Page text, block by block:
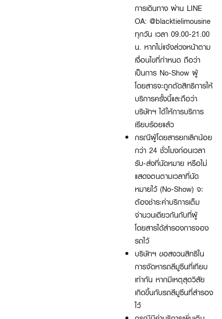
การเดินทาง ผ่าน LINE
OA: @blacktielimousine
ทุกวัน เวลา 09.00-21.00
น. หากไม่แจ้งล่วงหน้าตาม
เงื่อนไขที่กำหนด ถือว่า
เป็นการ No-Show ผู้
โดยสารจะถูกตัดสิทธิการให้
บริการครั้งนี้และถือว่า
บริษัทฯ ได้ให้การบริการ
เรียบร้อยแล้ว
กรณีผู้โดยสารยกเลิกน้อย
กว่า 24 ชั่วโมงก่อนเวลา
รับ-ส่งที่นัดหมาย หรือไม่
แสดงตนตามเวลาที่นัด
หมายไว้ (No-Show) จะ
ต้องชำระค่าบริการเต็ม
จำนวนเดียวกันกับที่ผู้
โดยสารได้สำรองการจอง
รถไว้
บริษัทฯ ขอสงวนสิทธิใน
การจัดหารถลีมูซีนที่เทียบ
เท่ากัน หากมีเหตุสุดวิสัย
เกิดขึ้นกับรถลีมูซีนที่สำรอง
ไว้